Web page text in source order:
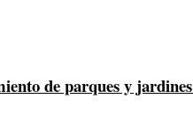
de parques y